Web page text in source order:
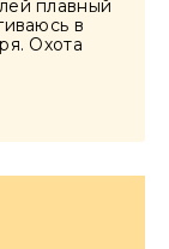
плавный
в
Охота